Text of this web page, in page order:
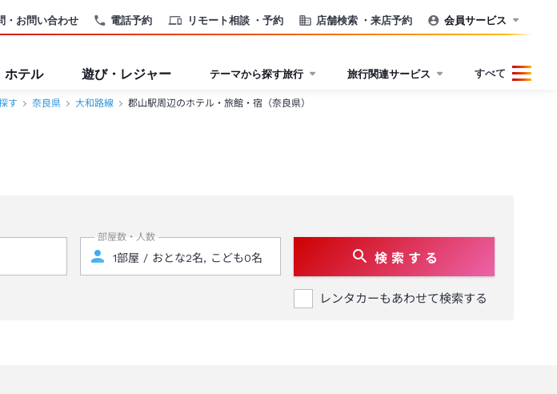
電話予約 リモート相談 ・予約 店舗検索 ・来店予約
・お問い合わせ 会員サービス
ホテル 遊び・レジャー テーマから探す旅行 旅行関連サービス すべて
す 奈良県 大和路線 郡山駅周辺のホテル・旅館・宿（奈良県）
部屋数・人数
検 索 す る
レンタカーもあわせて検索する